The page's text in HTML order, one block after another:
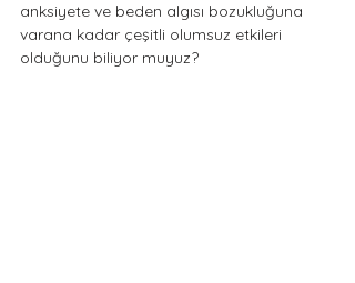
anksiyete ve beden algısı bozukluğuna
varana kadar çeşitli olumsuz etkileri
olduğunu biliyor muyuz?